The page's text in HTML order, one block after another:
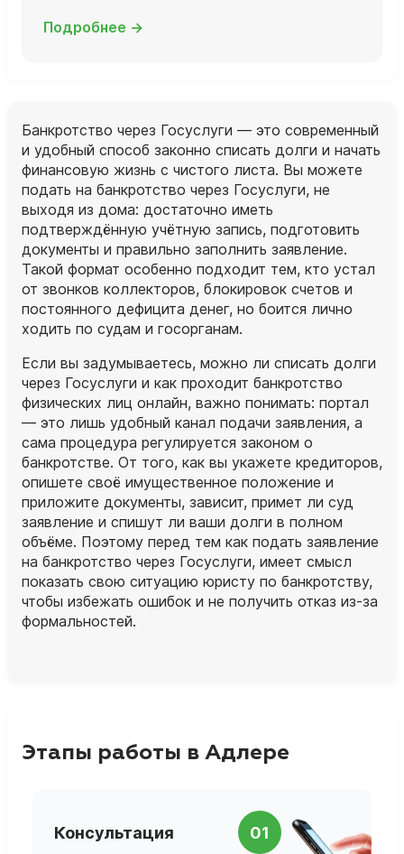
Подробнее →
Банкротство через Госуслуги — это современный
и удобный способ законно списать долги и начать
финансовую жизнь с чистого листа. Вы можете
подать на банкротство через Госуслуги, не
выходя из дома: достаточно иметь
подтверждённую учётную запись, подготовить
документы и правильно заполнить заявление.
Такой формат особенно подходит тем, кто устал
от звонков коллекторов, блокировок счетов и
постоянного дефицита денег, но боится лично
ходить по судам и госорганам.
Если вы задумываетесь, можно ли списать долги
через Госуслуги и как проходит банкротство
физических лиц онлайн, важно понимать: портал
— это лишь удобный канал подачи заявления, а
сама процедура регулируется законом о
банкротстве. От того, как вы укажете кредиторов,
опишете своё имущественное положение и
приложите документы, зависит, примет ли суд
заявление и спишут ли ваши долги в полном
объёме. Поэтому перед тем как подать заявление
на банкротство через Госуслуги, имеет смысл
показать свою ситуацию юристу по банкротству,
чтобы избежать ошибок и не получить отказ из‑за
формальностей.
Этапы работы в Адлере
Консультация 01